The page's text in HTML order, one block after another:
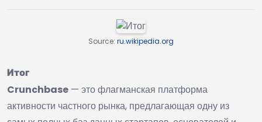
Source: ru.wikipedia.org
Итог
Crunchbase — это флагманская платформа
активности частного рынка, предлагающая одну из